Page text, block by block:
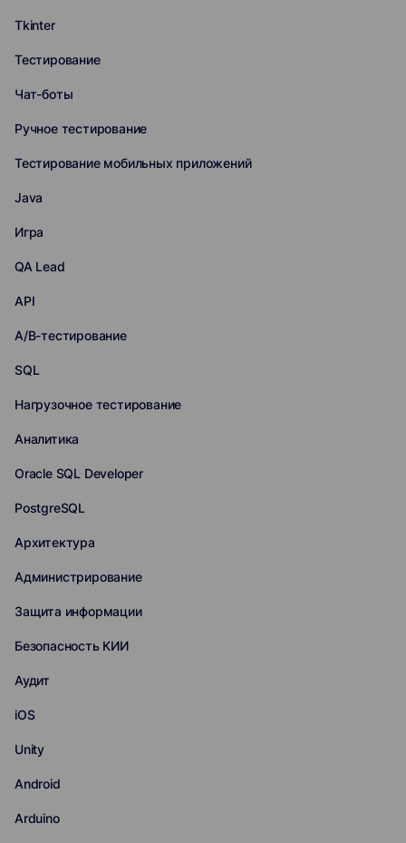
Tkinter
Тестирование
Чат-боты
Ручное тестирование
Тестирование мобильных приложений
Java
Игра
QA Lead
API
A/B-тестирование
SQL
Нагрузочное тестирование
Аналитика
Oracle SQL Developer
PostgreSQL
Архитектура
Администрирование
Защита информации
Безопасность КИИ
Аудит
iOS
Unity
Android
Arduino